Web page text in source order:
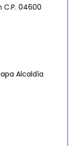
C.P. 04600
Alcaldía